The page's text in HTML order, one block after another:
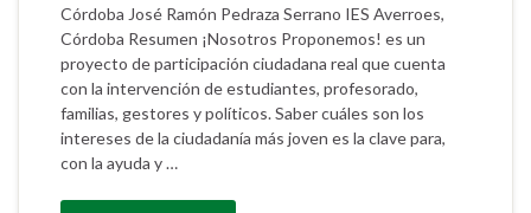
Córdoba José Ramón Pedraza Serrano IES Averroes,
Córdoba Resumen ¡Nosotros Proponemos! es un
proyecto de participación ciudadana real que cuenta
con la intervención de estudiantes, profesorado,
familias, gestores y políticos. Saber cuáles son los
intereses de la ciudadanía más joven es la clave para,
con la ayuda y …